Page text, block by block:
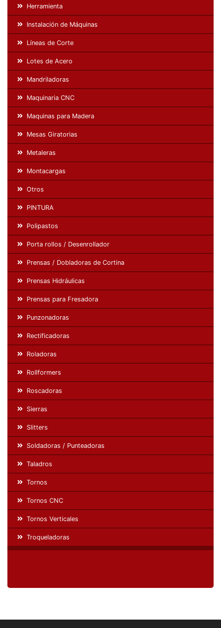
Herramienta
Instalación de Máquinas
Líneas de Corte
Lotes de Acero
Mandriladoras
Maquinaria CNC
Maquinas para Madera
Mesas Giratorias
Metaleras
Montacargas
Otros
PINTURA
Polipastos
Porta rollos / Desenrollador
Prensas / Dobladoras de Cortina
Prensas Hidráulicas
Prensas para Fresadora
Punzonadoras
Rectificadoras
Roladoras
Rollformers
Roscadoras
Sierras
Slitters
Soldadoras / Punteadoras
Taladros
Tornos
Tornos CNC
Tornos Verticales
Troqueladoras